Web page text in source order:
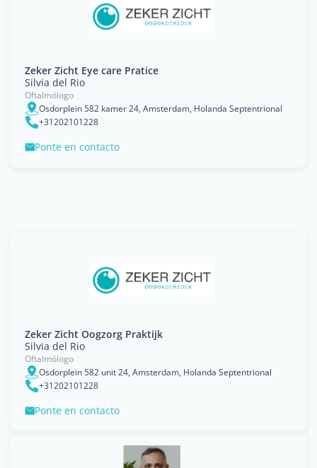
Zeker Zicht Eye care Pratice
Silvia del Rio
Oftalmólogo
Osdorplein 582 kamer 24, Amsterdam, Holanda Septentrional
+31202101228
Ponte en contacto
Zeker Zicht Oogzorg Praktijk
Silvia del Rio
Oftalmólogo
Osdorplein 582 unit 24, Amsterdam, Holanda Septentrional
+31202101228
Ponte en contacto